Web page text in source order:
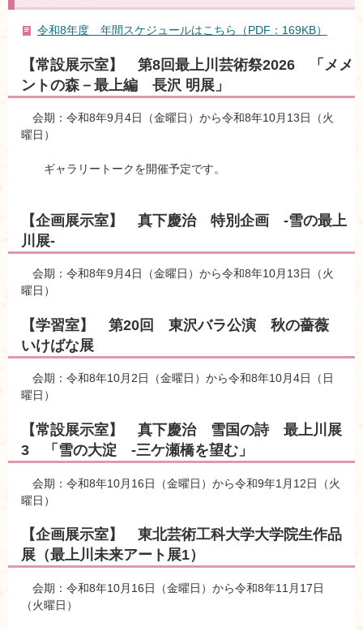
令和8年度 年間スケジュールはこちら（PDF：169KB）
【常設展示室】 第8回最上川芸術祭2026 「メメ
ントの森－最上編 長沢 明展」
会期：令和8年9月4日（金曜日）から令和8年10月13日（火
曜日）
ギャラリートークを開催予定です。
【企画展示室】 真下慶治 特別企画 -雪の最上
川展-
会期：令和8年9月4日（金曜日）から令和8年10月13日（火
曜日）
【学習室】 第20回 東沢バラ公演 秋の薔薇
いけばな展
会期：令和8年10月2日（金曜日）から令和8年10月4日（日
曜日）
【常設展示室】 真下慶治 雪国の詩 最上川展
3 「雪の大淀 -三ケ瀬橋を望む」
会期：令和8年10月16日（金曜日）から令和9年1月12日（火
曜日）
【企画展示室】 東北芸術工科大学大学院生作品
展（最上川未来アート展1）
会期：令和8年10月16日（金曜日）から令和8年11月17日
（火曜日）